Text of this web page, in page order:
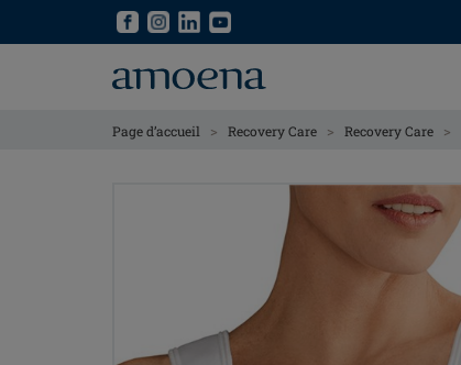
Page d’accueil > Recovery Care > Recovery Care >